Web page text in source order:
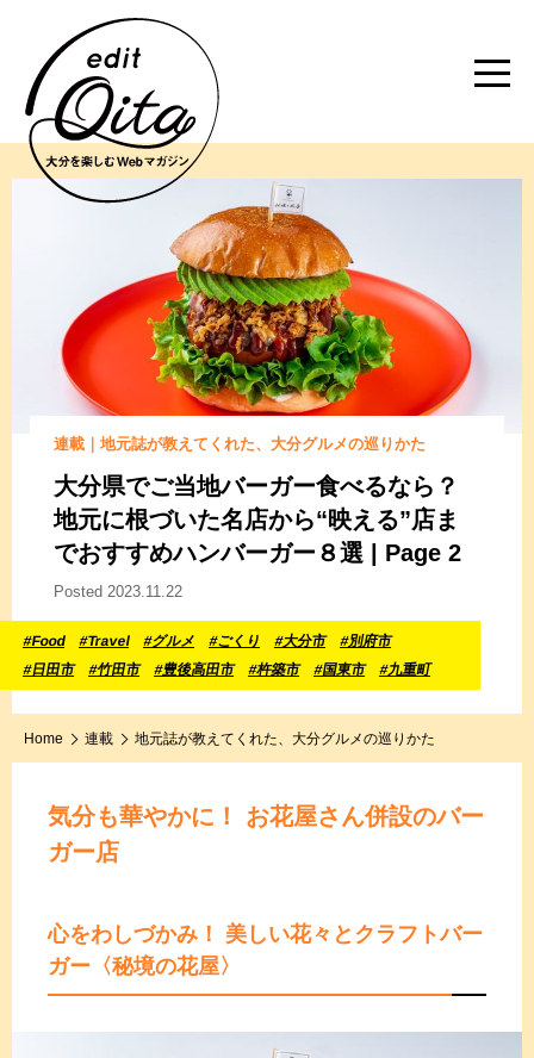
連載｜地元誌が教えてくれた、大分グルメの巡りかた
大分県でご当地バーガー食べるなら？
地元に根づいた名店から“映える”店ま
でおすすめハンバーガー８選 | Page 2
Posted 2023.11.22
#Food #Travel #グルメ #ごくり #大分市
#別府市
#日田市
#竹田市 #豊後高田市 #杵築市 #国東市 #九重町
Home 連載 地元誌が教えてくれた、大分グルメの巡りかた
気分も華やかに！ お花屋さん併設のバー
ガー店
心をわしづかみ！ 美しい花々とクラフトバー
ガー 〈秘境の花屋〉